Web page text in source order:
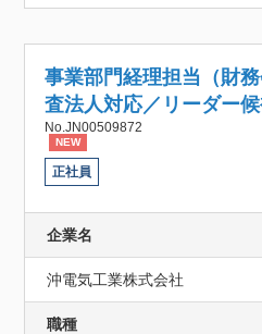
事業部門経理担当（財
査法人対応／リーダー候
No.JN00509872
NEW
正社員
企業名
沖電気工業株式会社
職種